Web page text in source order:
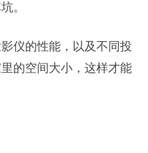
。
仪的性能，以及不同投
的空间大小，这样才能